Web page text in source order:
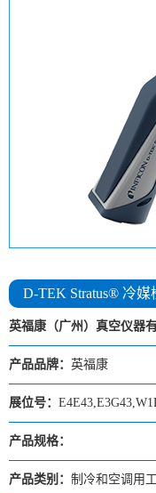
D-TEK Stratus® 冷
英福康（广州）真空仪器
产品品牌： 英福康
展位号：
产品规格：
产品类别： 制冷和空调用